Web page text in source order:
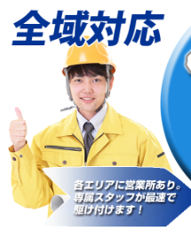
給水管工事※（塩ビ管（VP
用（追加）/3ｍ超え)
給水管工事※（ライニング鋼
管・ポリ管・HT管使用/3ｍま
給水管工事※（ライニング鋼
管・ポリ管・HT管使用/3ｍ超
マス交換（土の掘削・埋め戻
マス交換（深さ50㎝未満）